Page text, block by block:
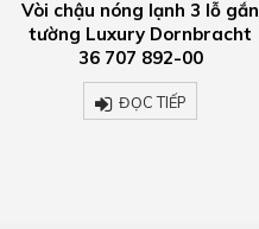
Vòi chậu nóng lạnh 3 lỗ gắn
tường Luxury Dornbracht
36 707 892-00
ĐỌC TIẾP